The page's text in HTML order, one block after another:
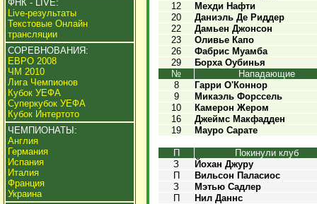
ФНК - LIVE:
Live-результаты
Текстовые Онлайн
трансляции
СОРЕВНОВАНИЯ:
ЕВРО 2008
ЧМ 2010
Лига Чемпионов
Кубок УЕФА
Суперкубок УЕФА
Кубок Интертото
ЧЕМПИОНАТЫ:
Англия
Германия
Испания
Италия
Франция
Украина
12
Мехди Нафти
20
Даниэль Де Риддер
22
Дамьен Джонсон
23
Оливье Капо
26
Фабрис Муамба
29
Борха Оубинья
№
Нападающие
8
Гарри О'Коннор
9
Микаэль Форссель
10
Камерон Жером
16
Джеймс Макфадден
19
Мауро Сарате
П
Покинули клуб
З
Йохан Джуру
П
Вильсон Паласиос
З
Мэтью Садлер
П
Нил Даннс